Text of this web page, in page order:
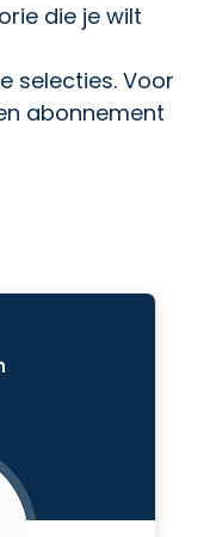
die je wilt
selecties. Voor
abonnement